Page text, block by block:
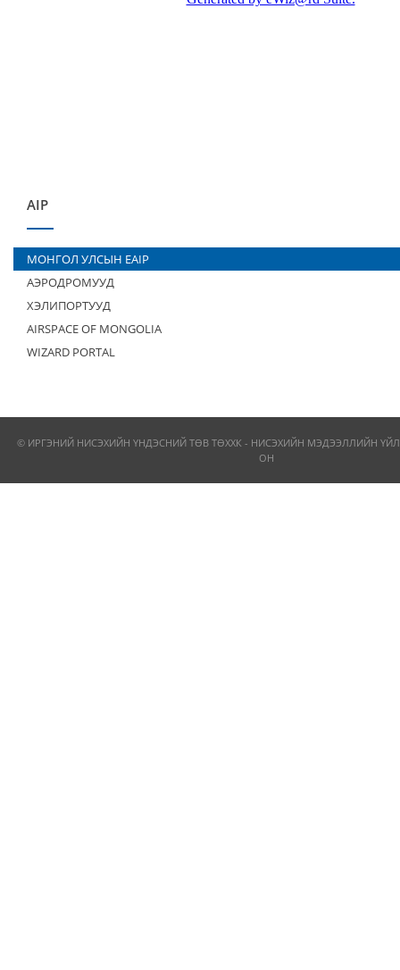
AIP
МОНГОЛ УЛСЫН EAIP
АЭРОДРОМУУД
ХЭЛИПОРТУУД
AIRSPACE OF MONGOLIA
WIZARD PORTAL
© ИРГЭНИЙ НИСЭХИЙН ҮНДЭСНИЙ ТӨВ ТӨХХК - НИСЭХИЙН МЭДЭЭЛЛИЙН
ОН